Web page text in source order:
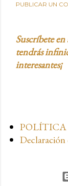
PUBLICAR UN
Suscríbete
tendrás
interesantes¡
Declaración